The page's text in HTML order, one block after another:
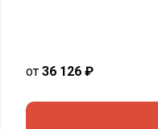
от 36 126 ₽